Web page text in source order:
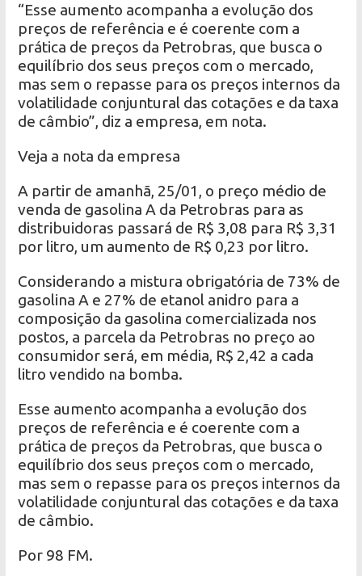
“Esse aumento acompanha a evolução dos
preços de referência e é coerente com a
prática de preços da Petrobras, que busca o
equilíbrio dos seus preços com o mercado,
mas sem o repasse para os preços internos da
volatilidade conjuntural das cotações e da taxa
de câmbio”, diz a empresa, em nota.
Veja a nota da empresa
A partir de amanhã, 25/01, o preço médio de
venda de gasolina A da Petrobras para as
distribuidoras passará de R$ 3,08 para R$ 3,31
por litro, um aumento de R$ 0,23 por litro.
Considerando a mistura obrigatória de 73% de
gasolina A e 27% de etanol anidro para a
composição da gasolina comercializada nos
postos, a parcela da Petrobras no preço ao
consumidor será, em média, R$ 2,42 a cada
litro vendido na bomba.
Esse aumento acompanha a evolução dos
preços de referência e é coerente com a
prática de preços da Petrobras, que busca o
equilíbrio dos seus preços com o mercado,
mas sem o repasse para os preços internos da
volatilidade conjuntural das cotações e da taxa
de câmbio.
Por 98 FM.